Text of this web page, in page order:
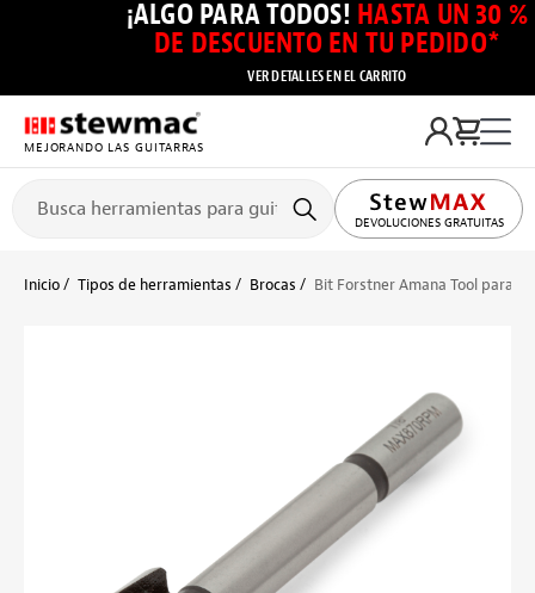
¡ALGO PARA TODOS! HASTA UN 30 %
DE DESCUENTO EN TU PEDIDO*
VER DETALLES EN EL CARRITO
MEJORANDO LAS GUITARRAS
DEVOLUCIONES GRATUITAS
Inicio Tipos de herramientas Brocas Bit Forstner Amana Tool para